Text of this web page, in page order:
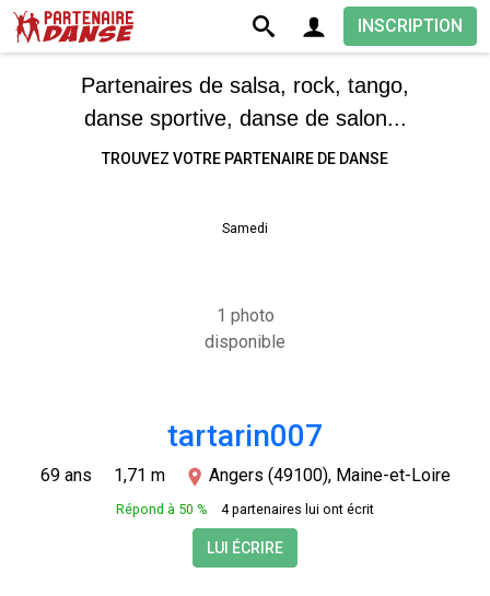
INSCRIPTION
Partenaires de salsa, rock, tango,
danse sportive, danse de salon...
TROUVEZ VOTRE PARTENAIRE DE DANSE
Samedi
1 photo
disponible
tartarin007
69 ans 1,71 m Angers (49100), Maine-et-Loire
Répond à 50 % 4 partenaires lui ont écrit
LUI ÉCRIRE